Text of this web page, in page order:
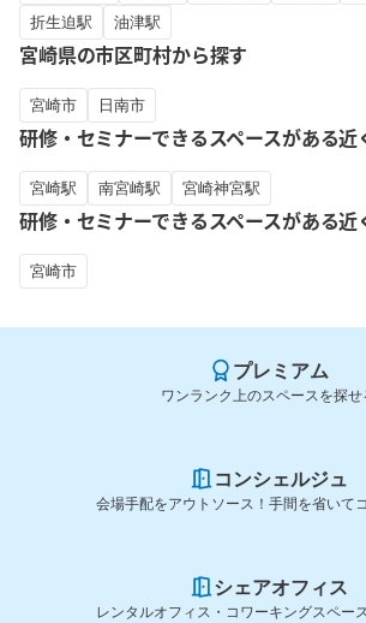
折生迫駅
油津駅
宮崎県の市区町村から探す
宮崎市 日南市
研修・セミナーできるスペースがある近
宮崎駅 南宮崎駅 宮崎神宮駅
研修・セミナーできるスペースがある近
宮崎市
プレミアム
ワンランク上のスペースを探せ
コンシェルジュ
会場手配をアウトソース！手間を省いて
シェアオフィス
レンタルオフィス・コワーキングスペー